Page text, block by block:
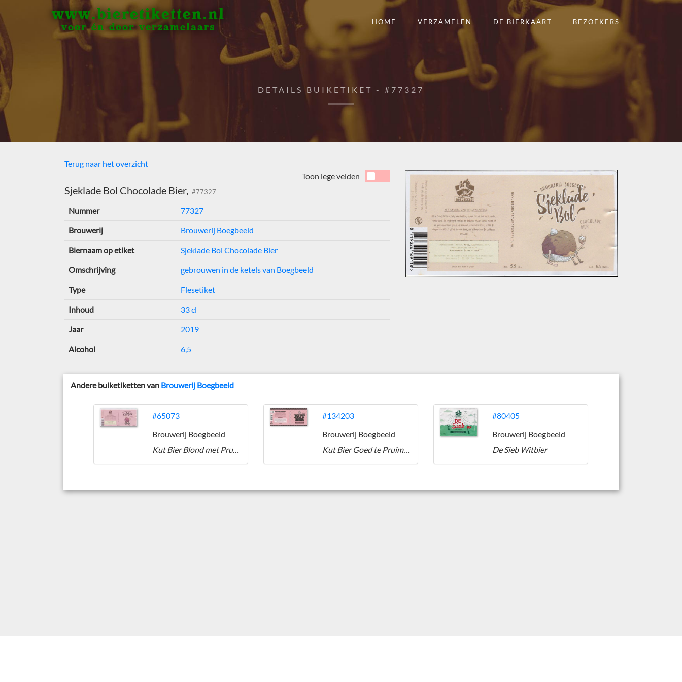
www.bieretiketten.nl
voor én door verzamelaars
HOME VERZAMELEN DE BIERKAART BEZOEKERS
DETAILS BUIKETIKET - #77327
Terug naar het overzicht
Sjeklade Bol Chocolade Bier, #77327
Toon lege velden
Nummer 77327
Brouwerij Brouwerij Boegbeeld
Biernaam op etiket Sjeklade Bol Chocolade Bier
Omschrijving gebrouwen in de ketels van Boegbeeld
Type Flesetiket
Inhoud 33 cl
Jaar 2019
Alcohol 6,5
Andere buiketiketten van Brouwerij Boegbeeld
#65073
Brouwerij Boegbeeld
Kut Bier Blond met Pruimen
#134203
Brouwerij Boegbeeld
Kut Bier Goed te Pruimen Blondbier
#80405
Brouwerij Boegbeeld
De Sieb Witbier